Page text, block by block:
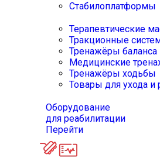
Стабилоплатформы
Терапевтические
Тракционные
Тренажёры баланса
Медицинские
Тренажёры ходьбы
Товары для ухода и
Оборудование
для реабилитации
Перейти